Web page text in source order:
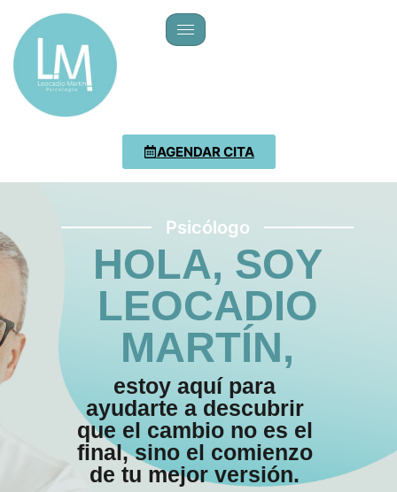
AGENDAR CITA
Psicólogo
HOLA, SOY
LEOCADIO
MARTÍN,
estoy aquí para
ayudarte a descubrir
que el cambio no es el
final, sino el comienzo
de tu mejor versión.